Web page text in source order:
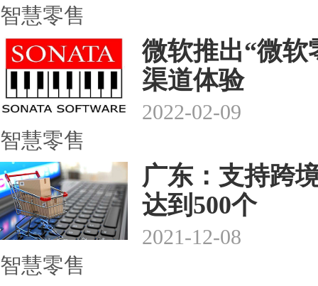
智慧零售
微软推出“微软
渠道体验
2022-02-09
智慧零售
广东：支持跨
达到500个
2021-12-08
智慧零售